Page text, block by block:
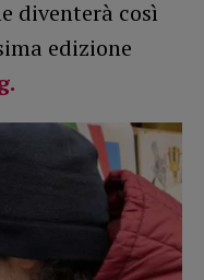
diventerà così
edizione